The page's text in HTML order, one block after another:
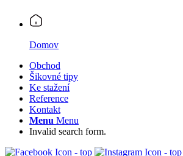
Domov
Obchod
Šikovné tipy
Ke stažení
Reference
Kontakt
Menu Menu
Invalid search form.